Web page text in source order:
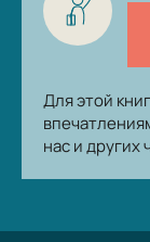
Для этой
нас и других